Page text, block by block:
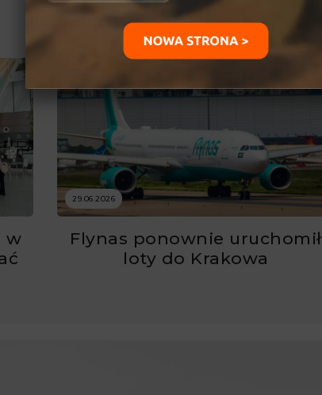
Ostatnio dodane
w
29.06.2026
Flynas ponownie uruchomił
loty do Krakowa